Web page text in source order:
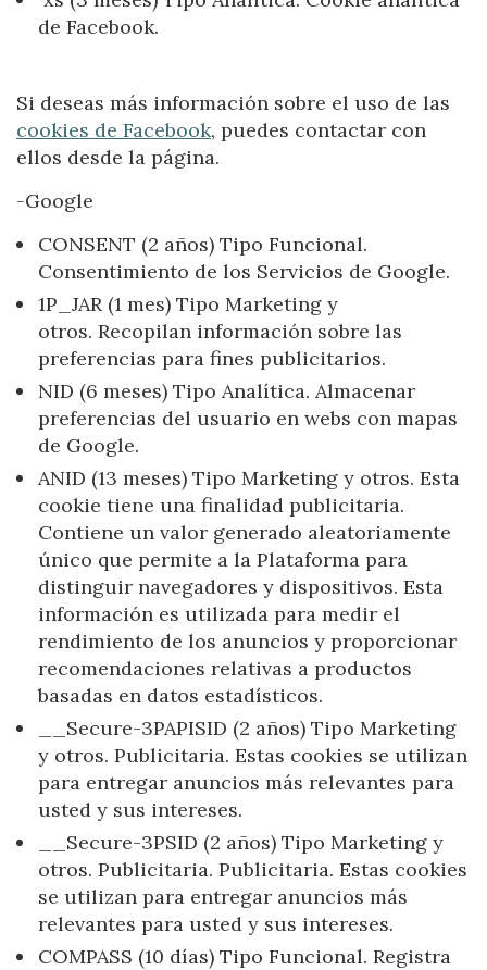
de Facebook.
Si deseas más información sobre el uso de las
cookies de Facebook, puedes contactar con
ellos desde la página.
-Google
CONSENT (2 años) Tipo Funcional.
Consentimiento de los Servicios de Google.
1P_JAR (1 mes) Tipo Marketing y
otros. Recopilan información sobre las
preferencias para fines publicitarios.
NID (6 meses) Tipo Analítica. Almacenar
preferencias del usuario en webs con mapas
de Google.
ANID (13 meses) Tipo Marketing y otros. Esta
cookie tiene una finalidad publicitaria.
Contiene un valor generado aleatoriamente
único que permite a la Plataforma para
distinguir navegadores y dispositivos. Esta
información es utilizada para medir el
rendimiento de los anuncios y proporcionar
recomendaciones relativas a productos
basadas en datos estadísticos.
__Secure-3PAPISID (2 años) Tipo Marketing
y otros. Publicitaria. Estas cookies se utilizan
para entregar anuncios más relevantes para
usted y sus intereses.
__Secure-3PSID (2 años) Tipo Marketing y
otros. Publicitaria. Publicitaria. Estas cookies
se utilizan para entregar anuncios más
relevantes para usted y sus intereses.
COMPASS (10 días) Tipo Funcional. Registra